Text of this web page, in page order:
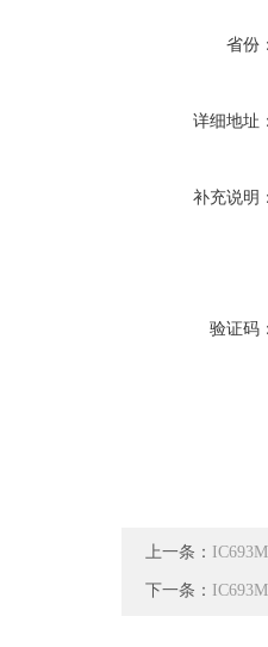
省份
详细地址
补充说明
验证码
上一条：
下一条：